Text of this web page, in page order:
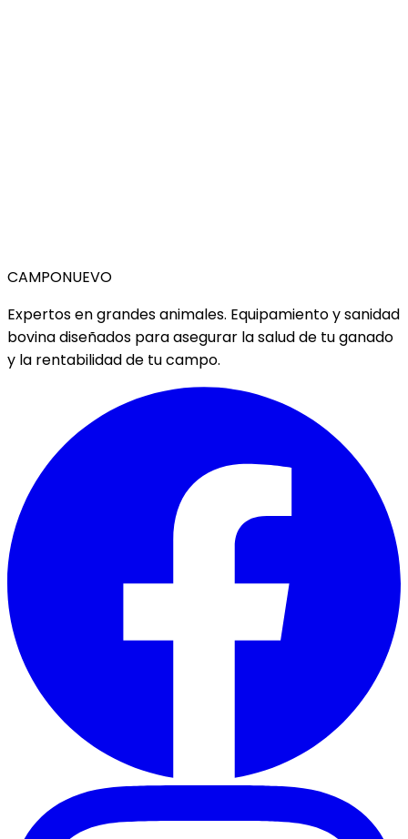
CAMPONUEVO
Expertos en grandes animales. Equipamiento y sanidad
bovina diseñados para asegurar la salud de tu ganado
y la rentabilidad de tu campo.